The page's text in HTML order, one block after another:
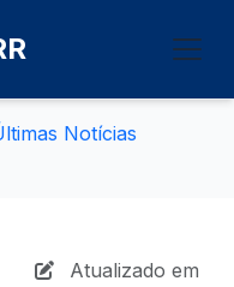
Notícias
Atualizado em